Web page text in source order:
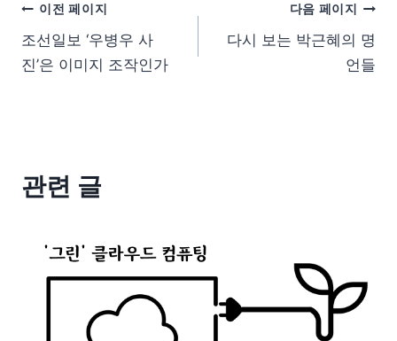
이전 페이지
조선일보 ‘우병우 사
진’은 이미지 조작인가
다음 페이지
다시 보는 박근혜의 명
언들
관련 글